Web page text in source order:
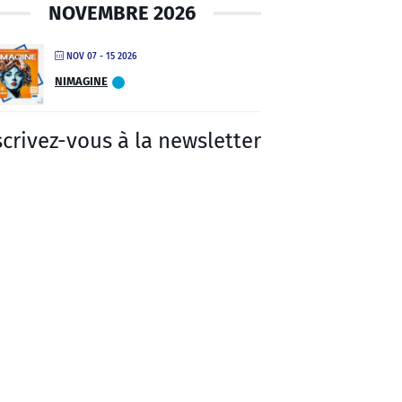
NOVEMBRE 2026
NOV 07 - 15 2026
NIMAGINE
vous à la newsletter